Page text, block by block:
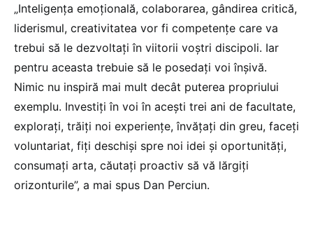
„Inteligența emoțională, colaborarea, gândirea critică,
liderismul, creativitatea vor fi competențe care va
trebui să le dezvoltați în viitorii voștri discipoli. Iar
pentru aceasta trebuie să le posedați voi înșivă.
Nimic nu inspiră mai mult decât puterea propriului
exemplu. Investiți în voi în acești trei ani de facultate,
explorați, trăiți noi experiențe, învățați din greu, faceți
voluntariat, fiți deschiși spre noi idei și oportunități,
consumați arta, căutați proactiv să vă lărgiți
orizonturile”, a mai spus Dan Perciun.